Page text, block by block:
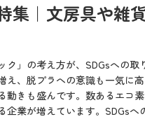
集｜文房具や雑
」の考え方が、SDGsへの
、脱プラへの意識も一気に高
きも盛んです。数あるエ
業が増えています。SDGs